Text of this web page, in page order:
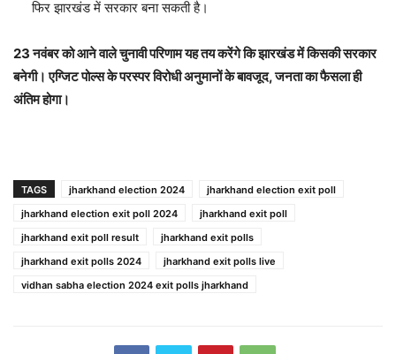
फिर झारखंड में सरकार बना सकती है।
23 नवंबर को आने वाले चुनावी परिणाम यह तय करेंगे कि झारखंड में किसकी सरकार
बनेगी। एग्जिट पोल्स के परस्पर विरोधी अनुमानों के बावजूद, जनता का फैसला ही
अंतिम होगा।
TAGS jharkhand election 2024
jharkhand election exit poll
jharkhand election exit poll 2024
jharkhand exit poll
jharkhand exit poll result
jharkhand exit polls
jharkhand exit polls 2024
jharkhand exit polls live
vidhan sabha election 2024 exit polls jharkhand